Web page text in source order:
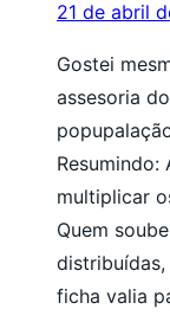
21 de abril
Gostei
assesoria
multiplicar
Quem
ficha valia